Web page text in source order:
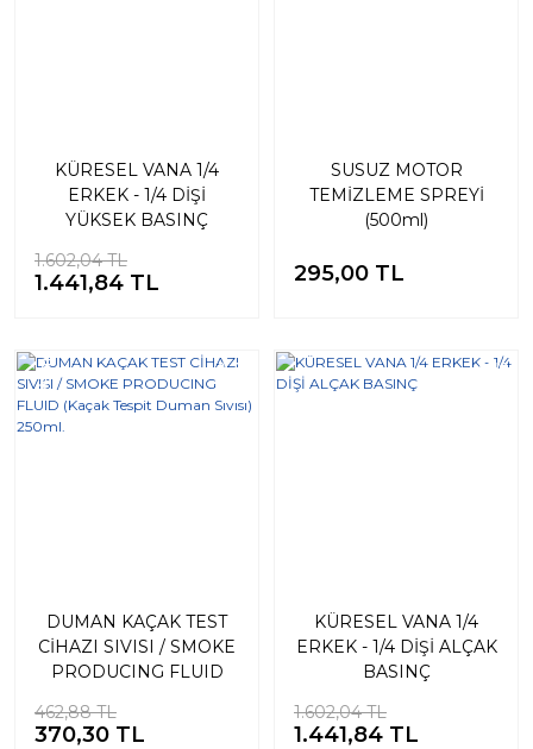
KÜRESEL VANA 1/4
ERKEK - 1/4 DİŞİ
YÜKSEK BASINÇ
1.602,04 TL
1.441,84 TL
SUSUZ MOTOR
TEMİZLEME SPREYİ
(500ml)
295,00 TL
Yeni
DUMAN KAÇAK TEST
CİHAZI SIVISI / SMOKE
PRODUCING FLUID
Sıvısı) 250ml.
462,88 TL
370,30 TL
%20
KÜRESEL VANA 1/4
ERKEK - 1/4 DİŞİ ALÇAK
BASINÇ
1.602,04 TL
1.441,84 TL
%10